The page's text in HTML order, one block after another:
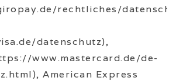
rechtliches/
datenschutz),
www.mastercard.de/de-
American Express